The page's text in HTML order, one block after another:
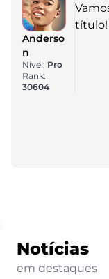
Anderso
n
Nível: Pro
Rank:
30604
título!
Notícias
em destaques